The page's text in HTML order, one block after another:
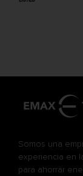
Somos una
experiencia en
para ahorrar